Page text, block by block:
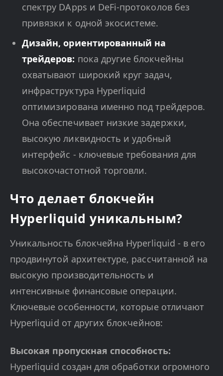
спектру DApps и DeFi-протоколов без
привязки к одной экосистеме.
Дизайн, ориентированный на
трейдеров: пока другие блокчейны
охватывают широкий круг задач,
инфраструктура Hyperliquid
оптимизирована именно под трейдеров.
Она обеспечивает низкие задержки,
высокую ликвидность и удобный
интерфейс - ключевые требования для
высокочастотной торговли.
Что делает блокчейн
Hyperliquid уникальным?
Уникальность блокчейна Hyperliquid - в его
продвинутой архитектуре, рассчитанной на
высокую производительность и
интенсивные финансовые операции.
Ключевые особенности, которые отличают
Hyperliquid от других блокчейнов:
Высокая пропускная способность:
Hyperliquid создан для обработки огромного